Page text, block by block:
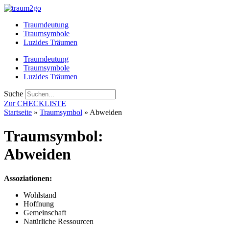
Zum
springenTraumdeutung
Traumsymbole
Luzides Träumen
Traumdeutung
Traumsymbole
Luzides Träumen
Suche
Zur CHECKLISTE
Startseite » Traumsymbol » Abweiden
Traumsymbol:
Abweiden
Assoziationen:
Wohlstand
Hoffnung
Gemeinschaft
Natürliche Ressourcen